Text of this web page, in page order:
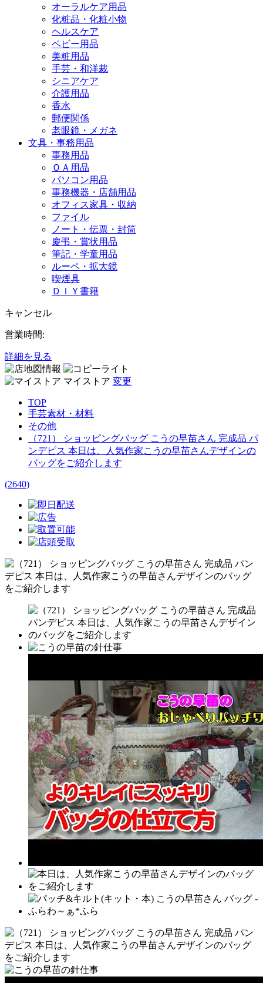
オーラルケア用品
化粧品・化粧小物
ヘルスケア
ベビー用品
美粧用品
手芸・和洋裁
シニアケア
介護用品
香水
郵便関係
老眼鏡・メガネ
文具・事務用品
事務用品
ＯＡ用品
パソコン用品
事務機器・店舗用品
オフィス家具・収納
ファイル
ノート・伝票・封筒
慶弔・賞状用品
筆記・学童用品
ルーペ・拡大鏡
喫煙具
ＤＩＹ書籍
キャンセル
営業時間:
詳細を見る
マイストア 変更
TOP
手芸素材・材料
その他
（721） ショッピングバッグ こうの早苗さん 完成品 パ
ンデピス 本日は、人気作家こうの早苗さんデザインの
バッグをご紹介します
(2640)